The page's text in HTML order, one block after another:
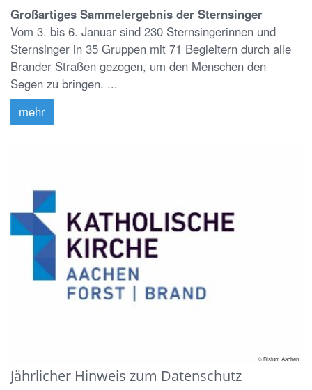
Großartiges Sammelergebnis der Sternsinger
Vom 3. bis 6. Januar sind 230 Sternsingerinnen und
Sternsinger in 35 Gruppen mit 71 Begleitern durch alle
Brander Straßen gezogen, um den Menschen den
Segen zu bringen. ...
mehr
© Bistum Aachen
Jährlicher Hinweis zum Datenschutz